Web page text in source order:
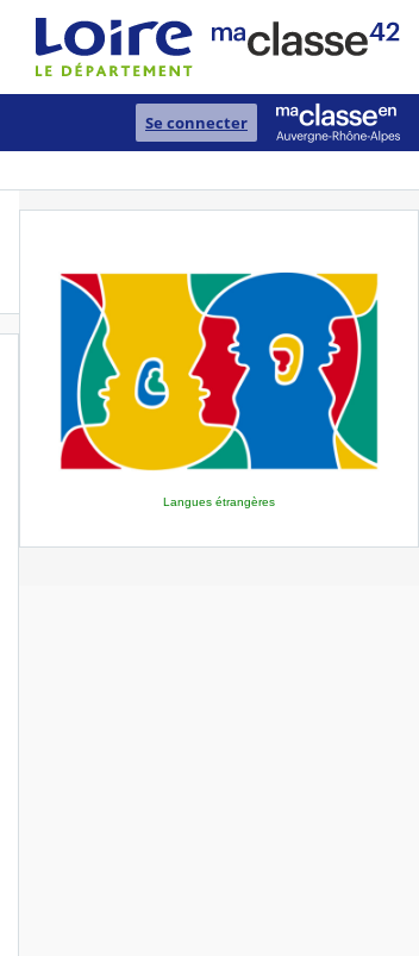
Se connecter
Langues étrangères